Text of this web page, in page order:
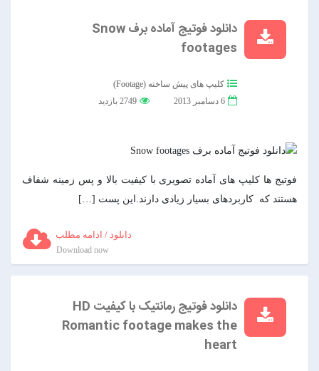
دانلود فوتیج آماده برف Snow
footages
کلیپ های پیش ساخته (Footage)
6 دسامبر 2013
2749 بازدید
فوتیج ها کلیپ های آماده تصویری با کیفیت بالا و پس زمینه شفاف
هستند که کاربردهای بسیار زیادی دارند.این پست […]
دانلود / ادامه مطلب
Download now
دانلود فوتیج رمانتیک با کیفیت HD
Romantic footage makes the
heart